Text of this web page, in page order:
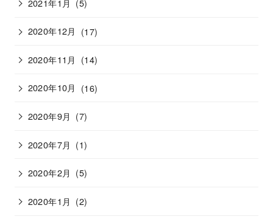
2021年1月 (5)
2020年12月 (17)
2020年11月 (14)
2020年10月 (16)
2020年9月 (7)
2020年7月 (1)
2020年2月 (5)
2020年1月 (2)